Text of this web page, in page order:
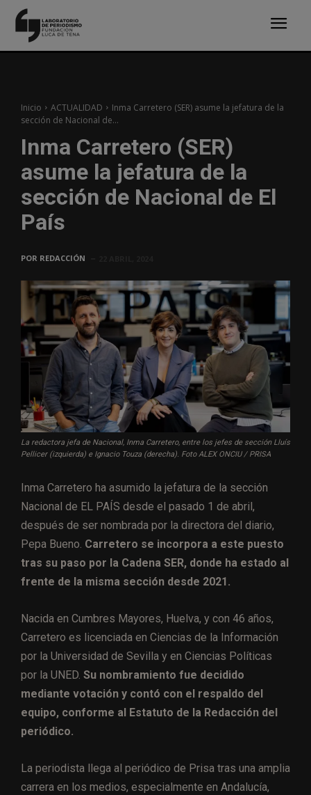
Inicio ACTUALIDAD
Inma Carretero (SER) asume la jefatura de la
sección de Nacional de...
Inma Carretero (SER)
asume la jefatura de la
sección de Nacional de El
País
POR REDACCIÓN
La redactora jefa de Nacional, Inma Carretero, entre los jefes de sección Lluís
Pellicer (izquierda) e Ignacio Touza (derecha). Foto ALEX ONCIU / PRISA
Inma Carretero ha asumido la jefatura de la sección
Nacional de EL PAÍS desde el pasado 1 de abril,
después de ser nombrada por la directora del diario,
Pepa Bueno. Carretero se incorpora a este puesto
tras su paso por la Cadena SER, donde ha estado al
frente de la misma sección desde 2021.
Nacida en Cumbres Mayores, Huelva, y con 46 años,
Carretero es licenciada en Ciencias de la Información
por la Universidad de Sevilla y en Ciencias Políticas
por la UNED. Su nombramiento fue decidido
mediante votación y contó con el respaldo del
equipo, conforme al Estatuto de la Redacción del
periódico.
La periodista llega al periódico de Prisa tras una amplia
carrera en los medios, especialmente en Andalucía,